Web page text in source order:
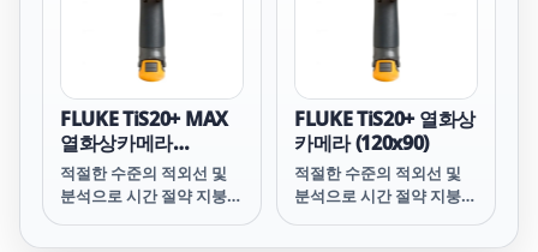
석이라는 두 가지 유용한
기능 덕분에 현장에서 기록
할 필요가 적어집니다.
는 공통의 목표에 맞춰 팀
적합한 도구를 선택하면 이
러한 유형의 프로그램 성공
에 엄청난 차이를 가져올
수 있습니다.
를 사용 중인 경우
공하며 고품질 이미지를 추
가로 캡처할 수 있습니다.
FLUKE TiS20+ MAX
열화상카메라
(120x90)
적절한 수준의 적외선 및
분석으로 시간 절약 지붕
FLUKE TiS20+ 열화상
카메라 (120x90)
적절한 수준의 적외선 및
분석으로 시간 절약 지붕